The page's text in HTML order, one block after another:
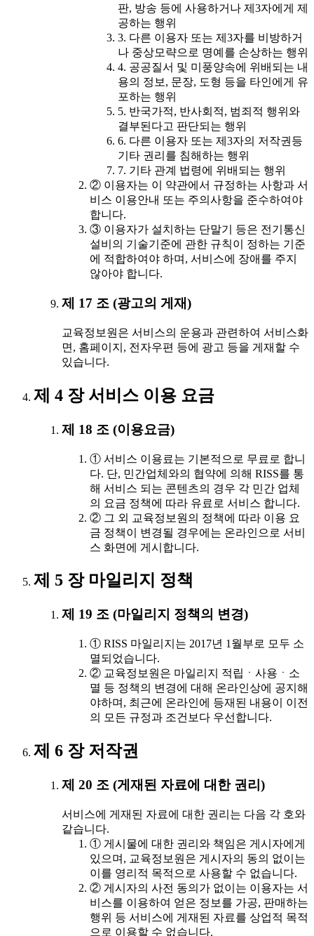
판, 방송 등에 사용하거나 제3자에게 제
공하는 행위
3. 다른 이용자 또는 제3자를 비방하거
나 중상모략으로 명예를 손상하는 행위
4. 공공질서 및 미풍양속에 위배되는 내
용의 정보, 문장, 도형 등을 타인에게 유
포하는 행위
5. 반국가적, 반사회적, 범죄적 행위와
결부된다고 판단되는 행위
6. 다른 이용자 또는 제3자의 저작권등
기타 권리를 침해하는 행위
7. 기타 관계 법령에 위배되는 행위
② 이용자는 이 약관에서 규정하는 사항과 서
비스 이용안내 또는 주의사항을 준수하여야
합니다.
③ 이용자가 설치하는 단말기 등은 전기통신
설비의 기술기준에 관한 규칙이 정하는 기준
에 적합하여야 하며, 서비스에 장애를 주지
않아야 합니다.
제 17 조 (광고의 게재)
교육정보원은 서비스의 운용과 관련하여 서비스화
면, 홈페이지, 전자우편 등에 광고 등을 게재할 수
있습니다.
제 4 장 서비스 이용 요금
제 18 조 (이용요금)
① 서비스 이용료는 기본적으로 무료로 합니
다. 단, 민간업체와의 협약에 의해 RISS를 통
해 서비스 되는 콘텐츠의 경우 각 민간 업체
의 요금 정책에 따라 유료로 서비스 합니다.
② 그 외 교육정보원의 정책에 따라 이용 요
금 정책이 변경될 경우에는 온라인으로 서비
스 화면에 게시합니다.
제 5 장 마일리지 정책
제 19 조 (마일리지 정책의 변경)
① RISS 마일리지는 2017년 1월부로 모두 소
멸되었습니다.
② 교육정보원은 마일리지 적립ㆍ사용ㆍ소
멸 등 정책의 변경에 대해 온라인상에 공지해
야하며, 최근에 온라인에 등재된 내용이 이전
의 모든 규정과 조건보다 우선합니다.
제 6 장 저작권
제 20 조 (게재된 자료에 대한 권리)
서비스에 게재된 자료에 대한 권리는 다음 각 호와
같습니다.
① 게시물에 대한 권리와 책임은 게시자에게
있으며, 교육정보원은 게시자의 동의 없이는
이를 영리적 목적으로 사용할 수 없습니다.
② 게시자의 사전 동의가 없이는 이용자는 서
비스를 이용하여 얻은 정보를 가공, 판매하는
행위 등 서비스에 게재된 자료를 상업적 목적
으로 이용할 수 없습니다.